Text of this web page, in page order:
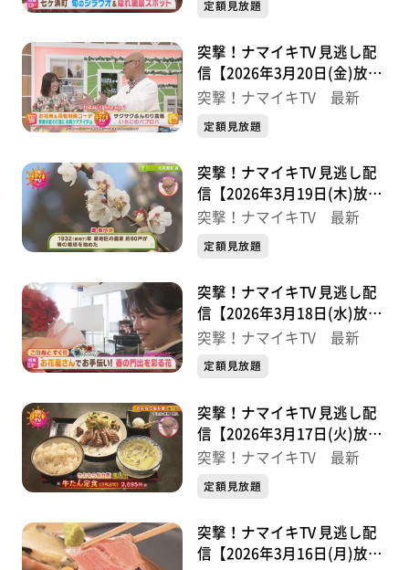
定額見放題
突撃！ナマイキTV 見逃し配
信【2026年3月20日(金)放送
分】
突撃！ナマイキTV 最新
定額見放題
突撃！ナマイキTV 見逃し配
信【2026年3月19日(木)放送
分】
突撃！ナマイキTV 最新
定額見放題
突撃！ナマイキTV 見逃し配
信【2026年3月18日(水)放送
分】
突撃！ナマイキTV 最新
定額見放題
突撃！ナマイキTV 見逃し配
信【2026年3月17日(火)放送
分】
突撃！ナマイキTV 最新
定額見放題
突撃！ナマイキTV 見逃し配
信【2026年3月16日(月)放送